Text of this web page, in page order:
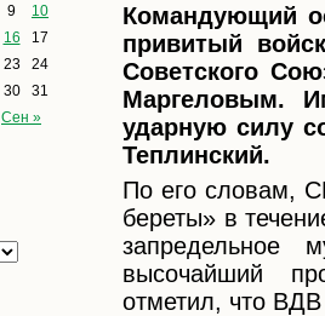
Сен »
9
10
16
17
23
24
30 31
Командующий
привитый
Советского
Маргеловым.
ударную силу
Теплинский.
По его словам,
береты» в
запредельное
высочайший
отметил, что ВДВ